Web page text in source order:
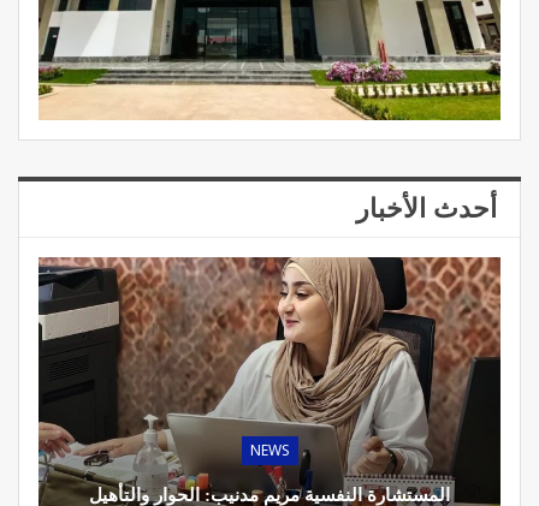
أحدث الأخبار
NEWS
المستشارة النفسية مريم مدنيب: الحوار والتأهيل